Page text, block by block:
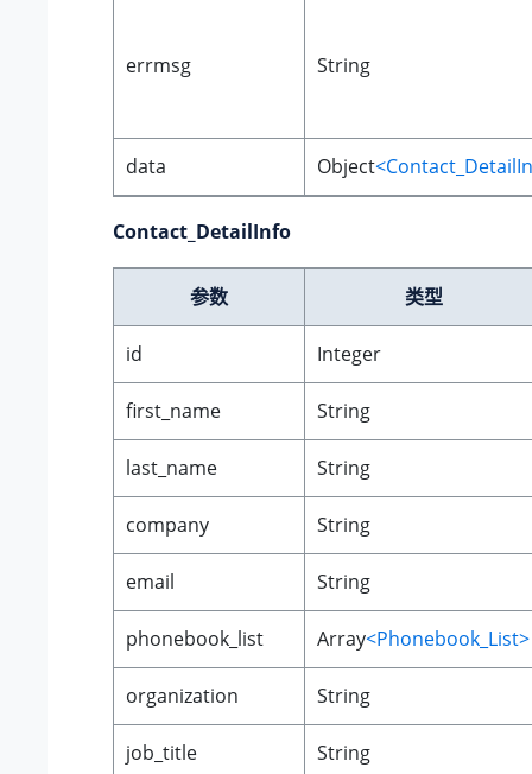
errmsg String
data Object
Contact_DetailInfo
参数 类型
id Integer
first_name String
last_name String
company String
email String
phonebook_list Array<Phonebook_List>
organization String
job_title String